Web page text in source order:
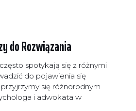
do Rozwiązania
spotykają się z różnymi
do pojawienia się
się różnorodnym
i adwokata w